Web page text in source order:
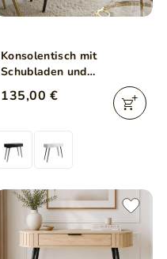
Konsolentisch mit
Schubladen und
Kristallgriffen Olivine
Schwarz Hochglanz
135,00 €